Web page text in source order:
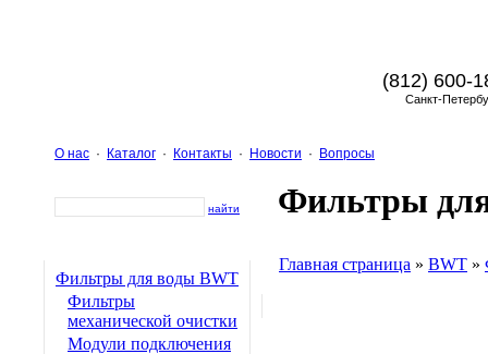
(812) 600-
Санкт-
О нас · Каталог · Контакты · Новости · Вопросы
найти Фильтры
Фильтры для воды BWT
Фильтры
механической очистки
Модули подключения
Главная страница » BWT »